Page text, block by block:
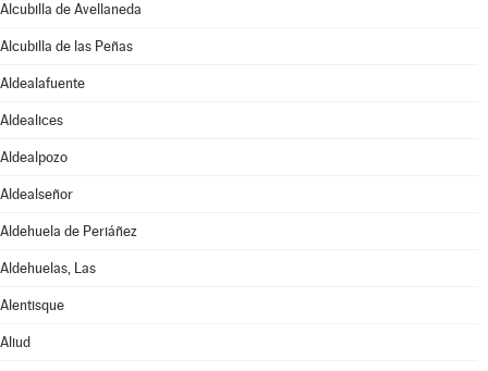
Alcubilla de Avellaneda
Alcubilla de las Peñas
Aldealafuente
Aldealices
Aldealpozo
Aldealseñor
Aldehuela de Periáñez
Aldehuelas, Las
Alentisque
Aliud